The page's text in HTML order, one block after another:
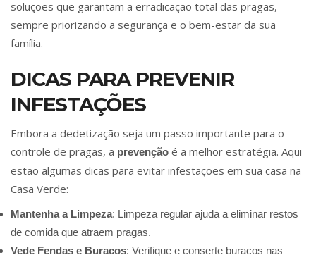
soluções que garantam a erradicação total das pragas,
sempre priorizando a segurança e o bem-estar da sua
família.
DICAS PARA PREVENIR
INFESTAÇÕES
Embora a dedetização seja um passo importante para o
controle de pragas, a prevenção é a melhor estratégia. Aqui
estão algumas dicas para evitar infestações em sua casa na
Casa Verde:
Mantenha a Limpeza: Limpeza regular ajuda a eliminar restos
de comida que atraem pragas.
Vede Fendas e Buracos: Verifique e conserte buracos nas